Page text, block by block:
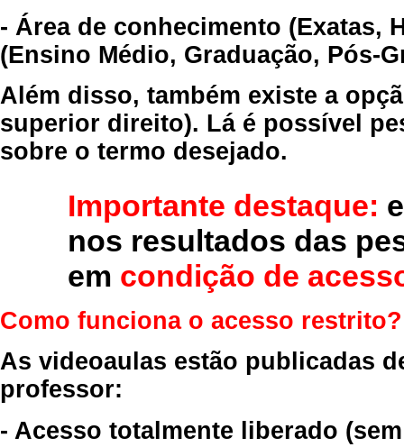
- Área de conhecimento (Exatas,
(Ensino Médio, Graduação, Pós-
Além disso, também existe a
superior direito). Lá é possível
sobre o termo desejado.
Importante destaque:
nos resultados das
em condição de
Como funciona o acesso restrito?
As videoaulas estão publicadas
professor:
- Acesso totalmente liberado